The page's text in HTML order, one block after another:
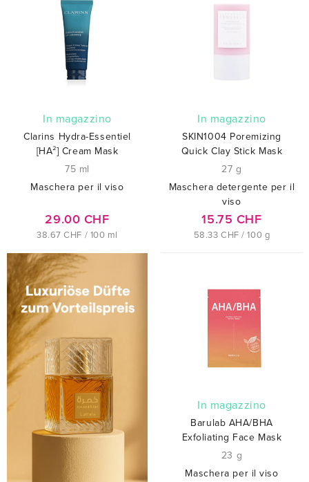
In magazzino
Clarins Hydra-Essentiel
[HA²] Cream Mask
75 ml
Maschera per il viso
29.00 CHF
38.67 CHF / 100 ml
In magazzino
SKIN1004 Poremizing
Quick Clay Stick Mask
27 g
Maschera detergente per il
viso
15.75 CHF
58.33 CHF / 100 g
In magazzino
Barulab AHA/BHA
Exfoliating Face Mask
23 g
Maschera per il viso